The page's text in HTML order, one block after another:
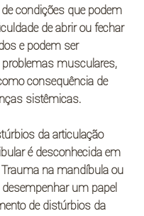
condições que podem
de abrir ou fechar
e podem ser
problemas musculares,
consequência de
sistêmicas.
da articulação
é desconhecida em
na mandíbula ou
um papel
de distúrbios da